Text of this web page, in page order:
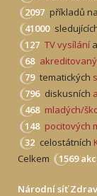
2097 příkladů na
41000
127 TV vysílání
68
79 tematických
796 diskusních
468 mladých/
148 pocitových
32 celostátních
Celkem
1569
Národní síť